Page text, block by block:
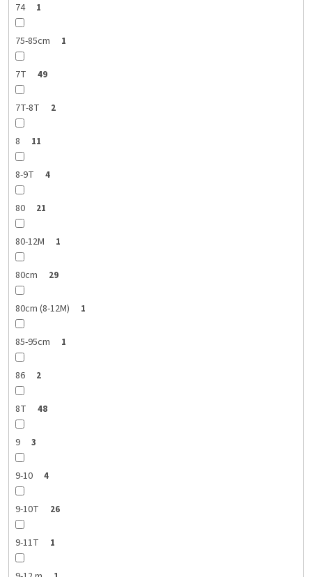
74 1
75-85cm 1
7T 49
7T-8T 2
8 11
8-9T 4
80 21
80-12M 1
80cm 29
80cm (8-12M) 1
85-95cm 1
86 2
8T 48
9 3
9-10 4
9-10T 26
9-11T 1